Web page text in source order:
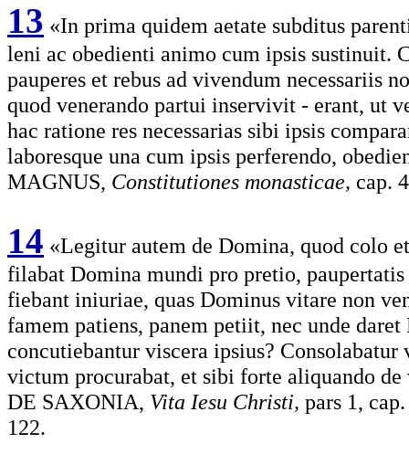
13 «In prima quidem aetate subditus
leni ac obedienti animo cum ipsis sustinuit.
pauperes et rebus ad vivendum necessariis
quod venerando partui inservivit - erant, ut
hac ratione res necessarias sibi ipsis
laboresque una cum ipsis perferendo,
MAGNUS, Constitutiones monasticae, cap.
14 «Legitur autem de Domina, quod colo
filabat Domina mundi pro pretio,
fiebant iniuriae, quas Dominus vitare non
famem patiens, panem petiit, nec unde
concutiebantur viscera ipsius?
victum procurabat, et sibi forte aliquando
DE SAXONIA, Vita Iesu Christi, pars 1,
122.